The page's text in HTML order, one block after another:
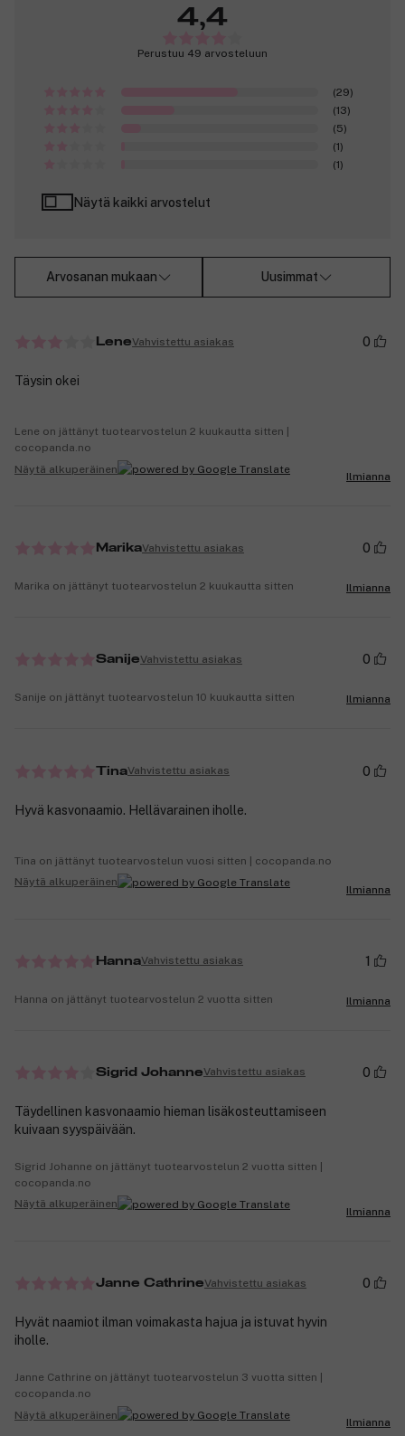
4,4
Perustuu 49 arvosteluun
(29)
(13)
(5)
(1)
(1)
Näytä kaikki arvostelut
Arvosanan mukaan Uusimmat
LeneVahvistettu asiakas 0
Täysin okei
Lene on jättänyt tuotearvostelun 2 kuukautta sitten |
cocopanda.no
Näytä alkuperäinen
Ilmianna
MarikaVahvistettu asiakas 0
Marika on jättänyt tuotearvostelun 2 kuukautta sitten Ilmianna
SanijeVahvistettu asiakas 0
Sanije on jättänyt tuotearvostelun 10 kuukautta sitten Ilmianna
TinaVahvistettu asiakas 0
Hyvä kasvonaamio. Hellävarainen iholle.
Tina on jättänyt tuotearvostelun vuosi sitten | cocopanda.no
Näytä alkuperäinen
Ilmianna
HannaVahvistettu asiakas 1
Hanna on jättänyt tuotearvostelun 2 vuotta sitten Ilmianna
Sigrid JohanneVahvistettu asiakas 0
Täydellinen kasvonaamio hieman lisäkosteuttamiseen
kuivaan syyspäivään.
Sigrid Johanne on jättänyt tuotearvostelun 2 vuotta sitten |
cocopanda.no
Näytä alkuperäinen
Ilmianna
Janne CathrineVahvistettu asiakas 0
Hyvät naamiot ilman voimakasta hajua ja istuvat hyvin
iholle.
Janne Cathrine on jättänyt tuotearvostelun 3 vuotta sitten |
cocopanda.no
Näytä alkuperäinen
Ilmianna